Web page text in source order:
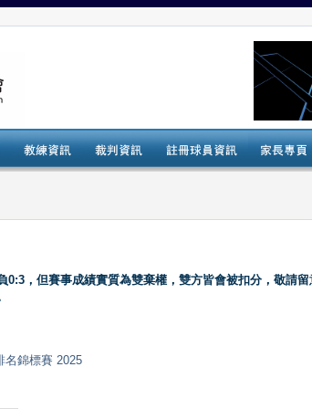
，但賽事成績實質為雙棄權，雙方皆會被扣分，敬請留
名錦標賽 2025